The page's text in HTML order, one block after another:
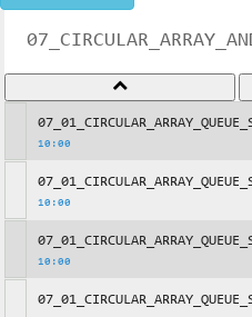
10:00
10:00
10:00